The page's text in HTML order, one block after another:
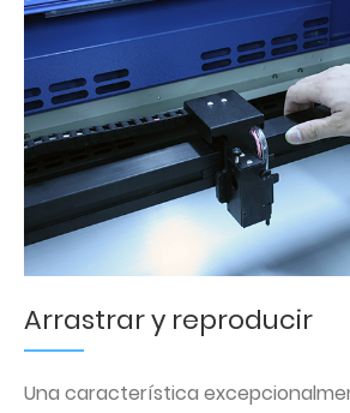
Arrastrar y reproducir
Una característica